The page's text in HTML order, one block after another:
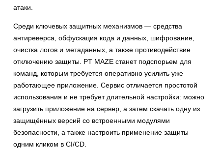
атаки.
Среди ключевых защитных механизмов — средства
антиреверса, обфускация кода и данных, шифрование,
очистка логов и метаданных, а также противодействие
отключению защиты. PT MAZE станет подспорьем для
команд, которым требуется оперативно усилить уже
работающее приложение. Сервис отличается простотой
использования и не требует длительной настройки: можно
загрузить приложение на сервер, а затем скачать одну из
защищённых версий со встроенными модулями
безопасности, а также настроить применение защиты
одним кликом в СI/CD.